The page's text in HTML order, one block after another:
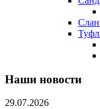
Наши новости
29.07.2026